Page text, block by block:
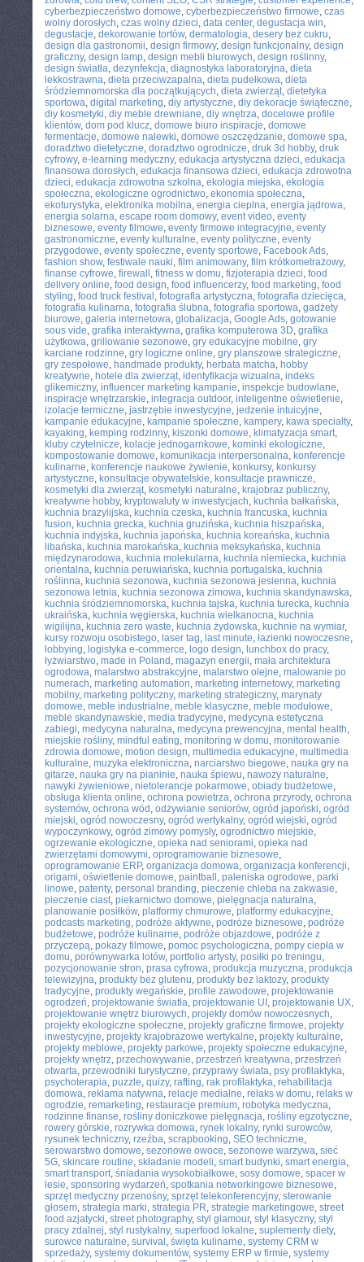
cyberbezpieczeństwo domowe, cyberbezpieczeństwo firmowe, czas
wolny dorosłych, czas wolny dzieci, data center, degustacja win,
degustacje, dekorowanie tortów, dermatologia, desery bez cukru,
design dla gastronomii, design firmowy, design funkcjonalny, design
graficzny, design lamp, design mebli biurowych, design roślinny,
design światła, dezynfekcja, diagnostyka laboratoryjna, dieta
lekkostrawna, dieta przeciwzapalna, dieta pudełkowa, dieta
śródziemnomorska dla początkujących, dieta zwierząt, dietetyka
sportowa, digital marketing, diy artystyczne, diy dekoracje świąteczne,
diy kosmetyki, diy meble drewniane, diy wnętrza, docelowe profile
klientów, dom pod klucz, domowe biuro inspiracje, domowe
fermentacje, domowe nalewki, domowe oszczędzanie, domowe spa,
doradztwo dietetyczne, doradztwo ogrodnicze, druk 3d hobby, druk
cyfrowy, e-learning medyczny, edukacja artystyczna dzieci, edukacja
finansowa dorosłych, edukacja finansowa dzieci, edukacja zdrowotna
dzieci, edukacja zdrowotna szkolna, ekologia miejska, ekologia
społeczna, ekologiczne ogrodnictwo, ekonomia społeczna,
ekoturystyka, elektronika mobilna, energia cieplna, energia jądrowa,
energia solarna, escape room domowy, event video, eventy
biznesowe, eventy filmowe, eventy firmowe integracyjne, eventy
gastronomiczne, eventy kulturalne, eventy polityczne, eventy
przygodowe, eventy społeczne, eventy sportowe, Facebook Ads,
fashion show, festiwale nauki, film animowany, film krótkometrażowy,
finanse cyfrowe, firewall , fitness w domu, fizjoterapia dzieci, food
delivery online, food design, food influencerzy, food marketing, food
styling, food truck festival , fotografia artystyczna, fotografia dziecięca,
fotografia kulinarna, fotografia ślubna, fotografia sportowa, gadżety
biurowe, galeria internetowa, globalizacja, Google Ads, gotowanie
sous vide, grafika interaktywna, grafika komputerowa 3D, grafika
użytkowa, grillowanie sezonowe, gry edukacyjne mobilne, gry
karciane rodzinne, gry logiczne online, gry planszowe strategiczne,
gry zespołowe, handmade produkty, herbata matcha, hobby
kreatywne, hotele dla zwierząt, identyfikacja wizualna, indeks
glikemiczny, influencer marketing kampanie, inspekcje budowlane,
inspiracje wnętrzarskie, integracja outdoor, inteligentne oświetlenie,
izolacje termiczne, jastrzębie inwestycyjne, jedzenie intuicyjne,
kampanie edukacyjne, kampanie społeczne, kampery, kawa specialty,
kayaking, kemping rodzinny, kiszonki domowe, klimatyzacja smart,
kluby czytelnicze, kolacje jednogarnkowe, kominki ekologiczne,
kompostowanie domowe, komunikacja interpersonalna, konferencje
kulinarne, konferencje naukowe żywienie, konkursy, konkursy
artystyczne, konsultacje obywatelskie, konsultacje prawnicze,
kosmetyki dla zwierząt, kosmetyki naturalne, krajobraz publiczny,
kreatywne hobby, kryptowaluty w inwestycjach, kuchnia bałkańska,
kuchnia brazylijska, kuchnia czeska, kuchnia francuska, kuchnia
fusion, kuchnia grecka, kuchnia gruzińska, kuchnia hiszpańska,
kuchnia indyjska, kuchnia japońska, kuchnia koreańska, kuchnia
libańska, kuchnia marokańska, kuchnia meksykańska, kuchnia
międzynarodowa, kuchnia molekularna, kuchnia niemiecka, kuchnia
orientalna, kuchnia peruwiańska, kuchnia portugalska, kuchnia
roślinna, kuchnia sezonowa, kuchnia sezonowa jesienna, kuchnia
sezonowa letnia, kuchnia sezonowa zimowa, kuchnia skandynawska,
kuchnia śródziemnomorska, kuchnia tajska, kuchnia turecka, kuchnia
ukraińska, kuchnia węgierska, kuchnia wielkanocna, kuchnia
wigilijna, kuchnia zero waste, kuchnia żydowska, kuchnie na wymiar,
kursy rozwoju osobistego, laser tag, last minute, łazienki nowoczesne,
lobbying, logistyka e-commerce, logo design, lunchbox do pracy,
łyżwiarstwo, made in Poland , magazyn energii, mała architektura
ogrodowa, malarstwo abstrakcyjne, malarstwo olejne, malowanie po
numerach, marketing automation, marketing internetowy, marketing
mobilny, marketing polityczny, marketing strategiczny, marynaty
domowe, meble industrialne, meble klasyczne, meble modułowe,
meble skandynawskie, media tradycyjne, medycyna estetyczna
zabiegi, medycyna naturalna, medycyna prewencyjna, mental health,
miejskie rośliny, mindful eating, monitoring w domu, monitorowanie
zdrowia domowe, motion design, multimedia edukacyjne, multimedia
kulturalne, muzyka elektroniczna, narciarstwo biegowe, nauka gry na
gitarze, nauka gry na pianinie, nauka śpiewu, nawozy naturalne,
nawyki żywieniowe, nietolerancje pokarmowe, obiady budżetowe,
obsługa klienta online, ochrona powietrza, ochrona przyrody, ochrona
systemów, ochrona wód , odżywianie seniorów, ogród japoński, ogród
miejski, ogród nowoczesny, ogród wertykalny, ogród wiejski, ogród
wypoczynkowy, ogród zimowy pomysły, ogrodnictwo miejskie,
ogrzewanie ekologiczne, opieka nad seniorami, opieka nad
zwierzętami domowymi, oprogramowanie biznesowe,
oprogramowanie ERP, organizacja domowa, organizacja konferencji,
origami, oświetlenie domowe, paintball , paleniska ogrodowe, parki
linowe, patenty, personal branding, pieczenie chleba na zakwasie,
pieczenie ciast, piekarnictwo domowe, pielęgnacja naturalna,
planowanie posiłków, platformy chmurowe, platformy edukacyjne,
podcasts marketing, podróże aktywne, podróże biznesowe, podróże
budżetowe, podróże kulinarne, podróże objazdowe, podróże z
przyczepą, pokazy filmowe, pomoc psychologiczna, pompy ciepła w
domu, porównywarka lotów, portfolio artysty, posiłki po treningu,
pozycjonowanie stron, prasa cyfrowa, produkcja muzyczna, produkcja
telewizyjna, produkty bez glutenu, produkty bez laktozy, produkty
tradycyjne, produkty wegańskie, profile zawodowe, projektowanie
ogrodzeń, projektowanie światła, projektowanie UI , projektowanie UX,
projektowanie wnętrz biurowych, projekty domów nowoczesnych,
projekty ekologiczne społeczne, projekty graficzne firmowe, projekty
inwestycyjne, projekty krajobrazowe wertykalne, projekty kulturalne,
projekty meblowe, projekty parkowe, projekty społeczne edukacyjne,
projekty wnętrz, przechowywanie, przestrzeń kreatywna, przestrzeń
otwarta, przewodniki turystyczne, przyprawy świata, psy profilaktyka,
psychoterapia, puzzle, quizy, rafting, rak profilaktyka, rehabilitacja
domowa, reklama natywna, relacje medialne, relaks w domu, relaks w
ogrodzie, remarketing, restauracje premium, robotyka medyczna,
rodzinne finanse, rośliny doniczkowe pielęgnacja, rośliny egzotyczne,
rowery górskie, rozrywka domowa, rynek lokalny, rynki surowców,
rysunek techniczny, rzeźba, scrapbooking, SEO techniczne,
serowarstwo domowe, sezonowe owoce, sezonowe warzywa, sieć
5G, skincare routine, składanie modeli, smart budynki, smart energia,
smart transport, śniadania wysokobiałkowe, sosy domowe, spacer w
lesie, sponsoring wydarzeń, spotkania networkingowe biznesowe,
sprzęt medyczny przenośny, sprzęt telekonferencyjny, sterowanie
głosem, strategia marki, strategia PR, strategie marketingowe, street
food azjatycki, street photography, styl glamour, styl klasyczny, styl
pracy zdalnej, styl rustykalny, superfood lokalne, suplementy diety,
surowce naturalne, survival , święta kulinarne, systemy CRM w
sprzedaży, systemy dokumentów, systemy ERP w firmie, systemy